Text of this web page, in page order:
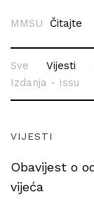
MMSU Čitajte
Sve Vijesti
Izdanja - Issu
VIJESTI
Obavijest o
vijeća